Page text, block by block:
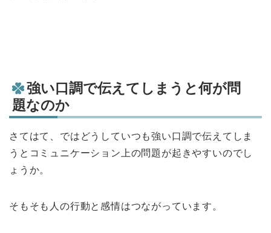
強い口調で伝えてしまうと何が問
題なのか
さてはて、ではどうしていつも強い口調で伝えてしま
うとコミュニケーション上の問題が起きやすいのでし
ょうか。
そもそも人の行動と感情はつながっています。